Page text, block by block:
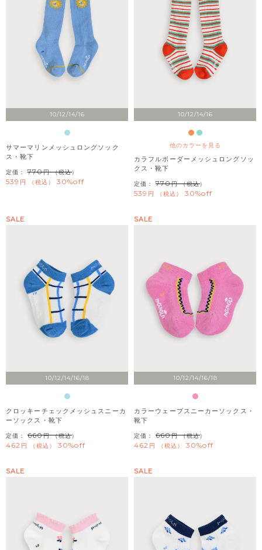
10/12/14/16
サマーマリンメッシュロングソック
ス・靴下
定価： 770 （税込）
539 税込 30%off
10/12/14/16
他のカラーを見る
カラフルボーダーメッシュロングソッ
クス・靴下
定価： 770 （税込）
539 税込 30%off
10/12/14/16/18
SALE
クロッキーチェックメッシュスニーカ
ーソックス・靴下
定価： 660 （税込）
462 税込 30%off
10/12/14/16/18
SALE
カラーウェーブスニーカーソックス・
靴下
定価： 660 （税込）
462 税込 30%off
SALE SALE